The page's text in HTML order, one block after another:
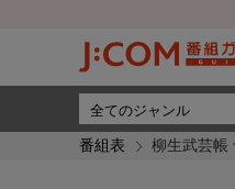
番組表 柳生武芸帳